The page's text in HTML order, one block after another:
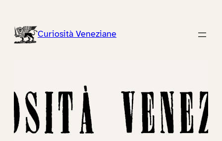
contenutoCuriosità Veneziane